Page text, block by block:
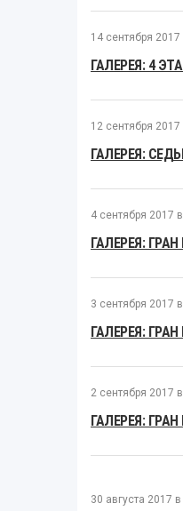
14 сентября 2017
ГАЛЕРЕЯ: 4
12 сентября 2017
ГАЛЕРЕЯ:
4 сентября 2017
ГАЛЕРЕЯ:
3 сентября 2017
ГАЛЕРЕЯ:
2 сентября 2017
ГАЛЕРЕЯ:
30 августа 2017